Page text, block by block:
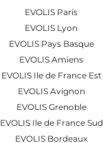
EVOLIS Paris
EVOLIS Lyon
EVOLIS Pays Basque
EVOLIS Amiens
EVOLIS Ile de France Est
EVOLIS Avignon
EVOLIS Grenoble
EVOLIS Ile de France Sud
EVOLIS Bordeaux